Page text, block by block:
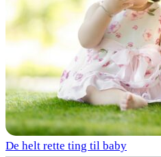
De helt rette ting til baby